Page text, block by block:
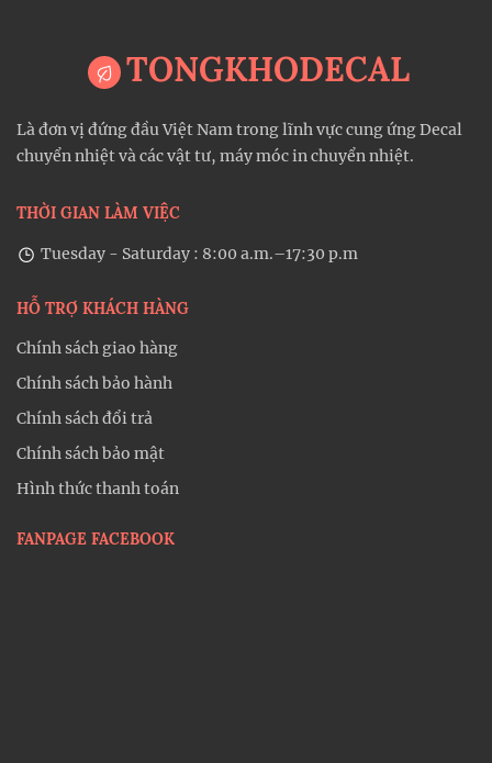
TONGKHODECAL
Là đơn vị đứng đầu Việt Nam trong lĩnh vực cung ứng Decal
chuyển nhiệt và các vật tư, máy móc in chuyển nhiệt.
THỜI GIAN LÀM VIỆC
Tuesday - Saturday : 8:00 a.m.–17:30 p.m
HỖ TRỢ KHÁCH HÀNG
Chính sách giao hàng
Chính sách bảo hành
Chính sách đổi trả
Chính sách bảo mật
Hình thức thanh toán
FANPAGE FACEBOOK